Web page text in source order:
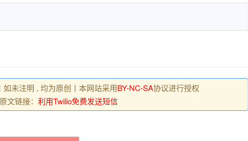
未注明 , 均为原创丨本网站采用BY-NC-SA协议进行授权
文链接： 利用Twilio免费发送短信